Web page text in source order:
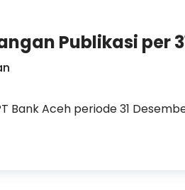
Publikasi per
Bank Aceh periode 31